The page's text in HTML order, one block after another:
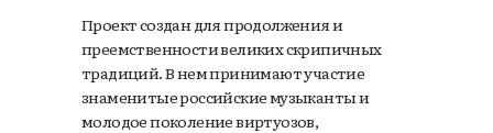
Проект создан для продолжения и
преемственности великих скрипичных
традиций. В нем принимают участие
знаменитые российские музыканты и
молодое поколение виртуозов,
27.12